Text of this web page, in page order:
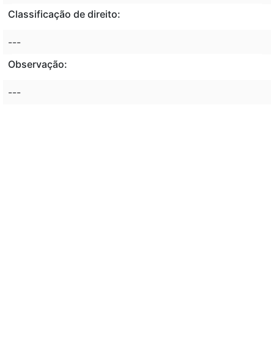
Classificação de direito:
---
Observação:
---